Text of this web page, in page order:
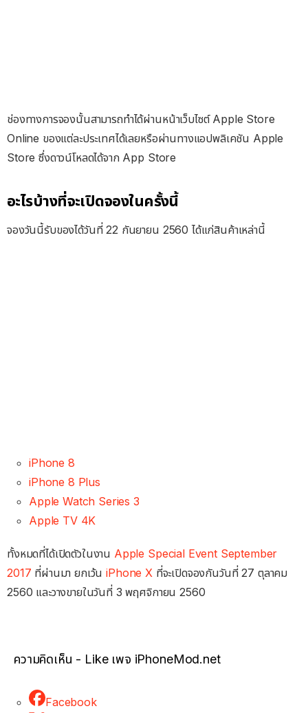
ช่องทางการจองนั้นสามารถทำได้ผ่านหน้าเว็บไซต์ Apple Store
Online ของแต่ละประเทศได้เลยหรือผ่านทางแอปพลิเคชัน Apple
Store ซึ่งดาวน์โหลดได้จาก App Store
อะไรบ้างที่จะเปิดจองในครั้งนี้
จองวันนี้รับของได้วันที่ 22 กันยายน 2560 ได้แก่สินค้าเหล่านี้
iPhone 8
iPhone 8 Plus
Apple Watch Series 3
Apple TV 4K
ทั้งหมดที่ได้เปิดตัวในงาน Apple Special Event September
2017 ที่ผ่านมา ยกเว้นiPhone Xที่จะเปิดจองกันวันที่ 27 ตุลาคม
2560 และวางขายในวันที่ 3 พฤศจิกายน 2560
ความคิดเห็น - Like เพจ iPhoneMod.net
Facebook